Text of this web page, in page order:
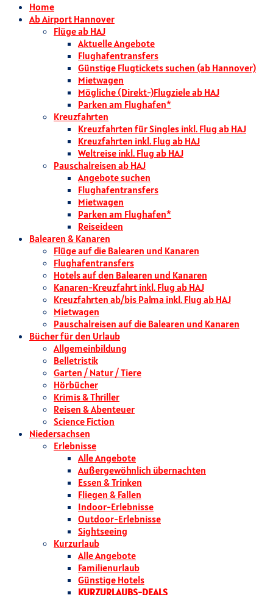
Home
Ab Airport Hannover
Flüge ab HAJ
Aktuelle Angebote
Flughafentransfers
Günstige Flugtickets suchen (ab Hannover)
Mietwagen
Mögliche (Direkt-)Flugziele ab HAJ
Parken am Flughafen*
Kreuzfahrten
Kreuzfahrten für Singles inkl. Flug ab HAJ
Kreuzfahrten inkl. Flug ab HAJ
Weltreise inkl. Flug ab HAJ
Pauschalreisen ab HAJ
Angebote suchen
Flughafentransfers
Mietwagen
Parken am Flughafen*
Reiseideen
Balearen & Kanaren
Flüge auf die Balearen und Kanaren
Flughafentransfers
Hotels auf den Balearen und Kanaren
Kanaren-Kreuzfahrt inkl. Flug ab HAJ
Kreuzfahrten ab/bis Palma inkl. Flug ab HAJ
Mietwagen
Pauschalreisen auf die Balearen und Kanaren
Bücher für den Urlaub
Allgemeinbildung
Belletristik
Garten / Natur / Tiere
Hörbücher
Krimis & Thriller
Reisen & Abenteuer
Science Fiction
Niedersachsen
Erlebnisse
Alle Angebote
Außergewöhnlich übernachten
Essen & Trinken
Fliegen & Fallen
Indoor-Erlebnisse
Outdoor-Erlebnisse
Sightseeing
Kurzurlaub
Alle Angebote
Familienurlaub
Günstige Hotels
KURZURLAUBS-DEALS